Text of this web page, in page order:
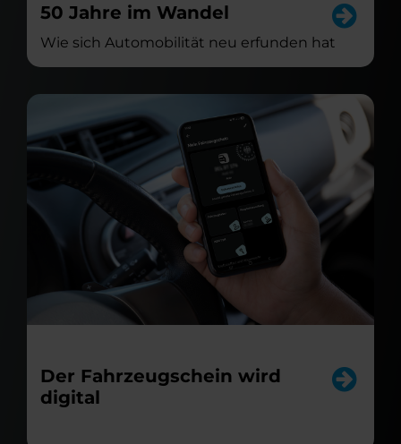
50 Jahre im Wandel
Wie sich Automobilität neu erfunden hat
Der Fahrzeugschein wird
digital